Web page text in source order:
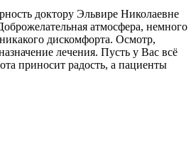
доктору Эльвире Николаевне
атмосфера, немного
дискомфорта. Осмотр,
лечения. Пусть у Вас всё
приносит радость, а пациенты